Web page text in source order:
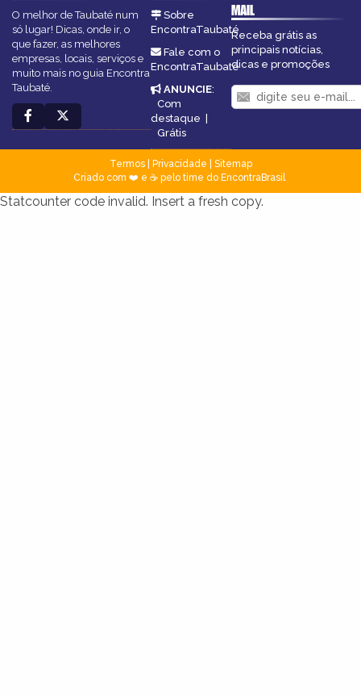
O melhor de Taubaté num
só lugar! Dicas, onde ir, o
que fazer, as melhores
empresas, locais, serviços e
muito mais no guia Encontra
Taubaté.
Sobre
EncontraTaubaté
Fale com o
EncontraTaubaté
ANUNCIE:
Com
destaque
Grátis
MAIL
Receba grátis as
principais notícias,
dicas e promoções
Termos| Privacidade
Sitemap
Criado com ❤️ e ☕ pelo time do EncontraBrasil
Statcounter code invalid. Insert a fresh copy.